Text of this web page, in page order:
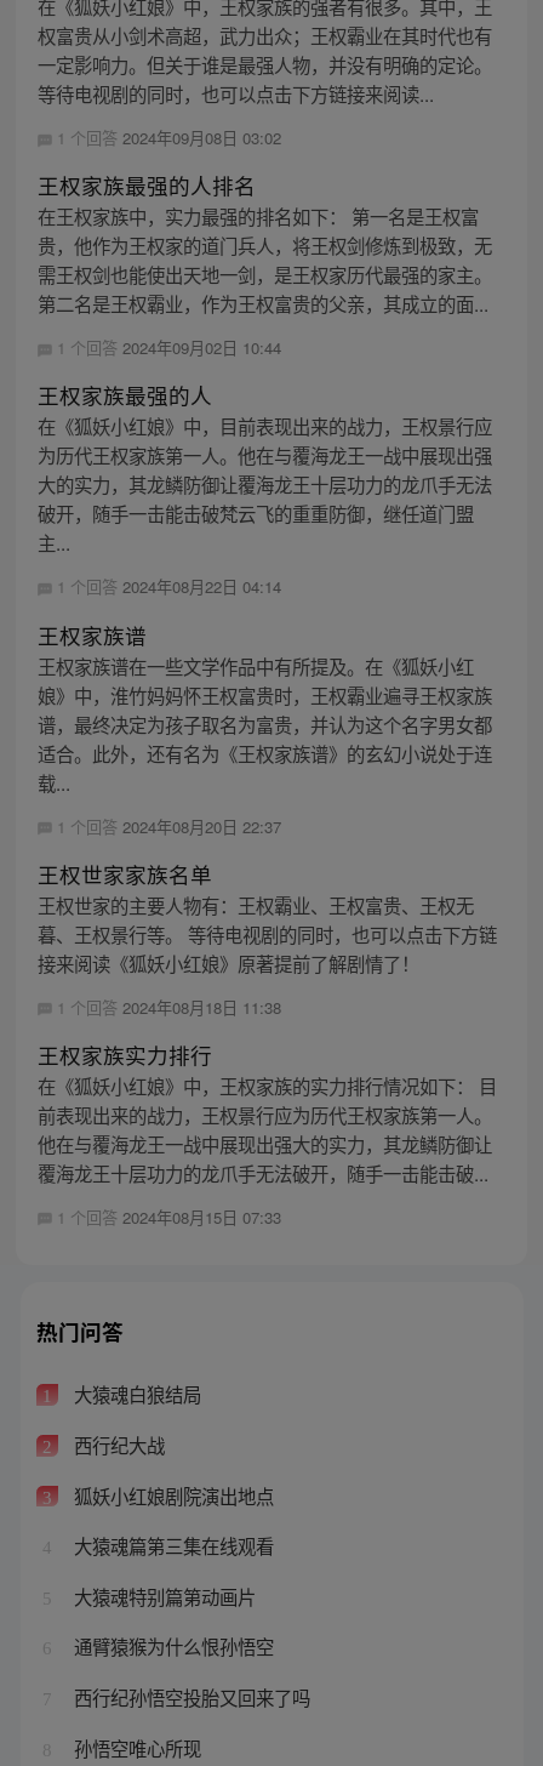
在《狐妖小红娘》中，王权家族的强者有很多。其中，王
权富贵从小剑术高超，武力出众；王权霸业在其时代也有
一定影响力。但关于谁是最强人物，并没有明确的定论。
等待电视剧的同时，也可以点击下方链接来阅读...
1 个回答 2024年09月08日 03:02
王权家族最强的人排名
在王权家族中，实力最强的排名如下： 第一名是王权富
贵，他作为王权家的道门兵人，将王权剑修炼到极致，无
需王权剑也能使出天地一剑，是王权家历代最强的家主。
第二名是王权霸业，作为王权富贵的父亲，其成立的面...
1 个回答 2024年09月02日 10:44
王权家族最强的人
在《狐妖小红娘》中，目前表现出来的战力，王权景行应
为历代王权家族第一人。他在与覆海龙王一战中展现出强
大的实力，其龙鳞防御让覆海龙王十层功力的龙爪手无法
破开，随手一击能击破梵云飞的重重防御，继任道门盟
主...
1 个回答 2024年08月22日 04:14
王权家族谱
王权家族谱在一些文学作品中有所提及。在《狐妖小红
娘》中，淮竹妈妈怀王权富贵时，王权霸业遍寻王权家族
谱，最终决定为孩子取名为富贵，并认为这个名字男女都
适合。此外，还有名为《王权家族谱》的玄幻小说处于连
载...
1 个回答 2024年08月20日 22:37
王权世家家族名单
王权世家的主要人物有：王权霸业、王权富贵、王权无
暮、王权景行等。 等待电视剧的同时，也可以点击下方链
接来阅读《狐妖小红娘》原著提前了解剧情了！
1 个回答 2024年08月18日 11:38
王权家族实力排行
在《狐妖小红娘》中，王权家族的实力排行情况如下： 目
前表现出来的战力，王权景行应为历代王权家族第一人。
他在与覆海龙王一战中展现出强大的实力，其龙鳞防御让
覆海龙王十层功力的龙爪手无法破开，随手一击能击破...
1 个回答 2024年08月15日 07:33
热门问答
1 大猿魂白狼结局
2 西行纪大战
3 狐妖小红娘剧院演出地点
4 大猿魂篇第三集在线观看
5 大猿魂特别篇第动画片
6 通臂猿猴为什么恨孙悟空
7 西行纪孙悟空投胎又回来了吗
8 孙悟空唯心所现